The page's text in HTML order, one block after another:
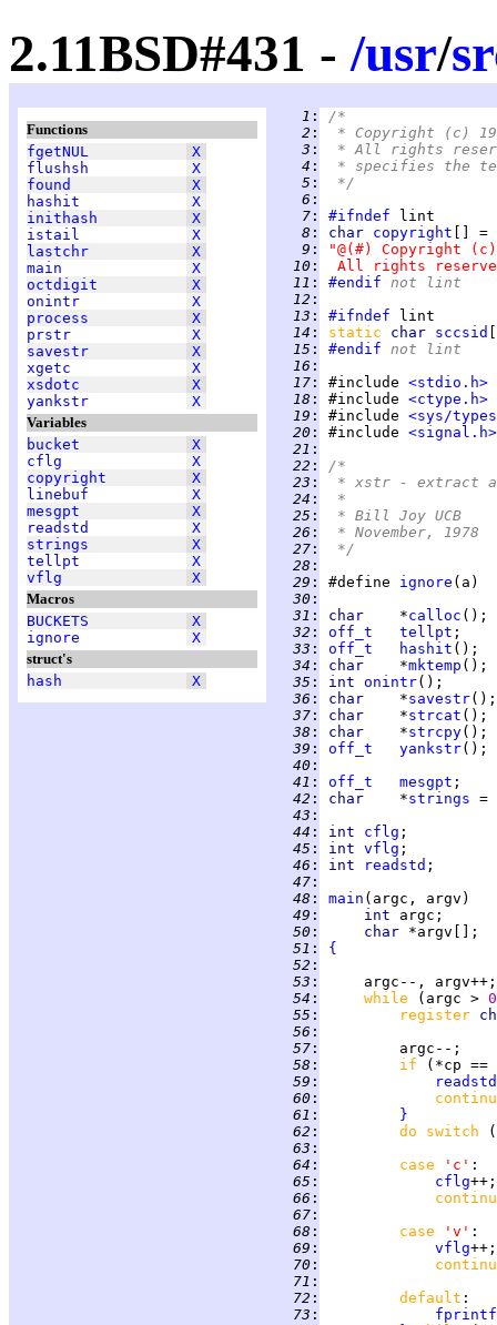
2.11BSD#431 -/usr/
Functions
fgetNUL
X
flushsh
X
found
X
hashit
X
inithash
X
istail
X
lastchr
X
main
X
octdigit
X
onintr
X
process
X
prstr
X
savestr
X
xgetc
X
xsdotc
X
yankstr
X
Variables
bucket
X
cflg
X
copyright
X
linebuf
X
mesgpt
X
readstd
X
strings
X
tellpt
X
vflg
X
Macros
BUCKETS
X
ignore
X
struct's
hash
X
   1
:
/*
   2
:
* Copyright (c)
   3
:
* All rights
   4
:
* specifies the
   5
:
*/
   6
:
   7
: #ifndef
   8
: char copyright
   9
:
"@(#) Copyright
  10
:
All rights
  11
: #endif not lint
  12
:
  13
: #ifndef
  14
: static char sccsid
  15
: #endif not lint
  16
:
  17
: #include <stdio.h>
  18
: #include <ctype.h>
  19
: #include <sys/
  20
: #include <signal.h>
  21
:
  22
:
/*
  23
:
* xstr - extract
  24
:
*
  25
:
* Bill Joy UCB
  26
:
* November, 1978
  27
:
*/
  28
:
  29
: #define ignore (a)
  30
:
  31
: char *calloc
  32
: off_t tellpt
  33
: off_t hashit
  34
: char *mktemp
  35
: int onintr
  36
: char *savestr
  37
: char *strcat
  38
: char *strcpy
  39
: off_t yankstr
  40
:
  41
: off_t mesgpt
  42
: char *strings
  43
:
  44
: int cflg
  45
: int vflg
  46
: int readstd
  47
:
  48
: main
  49
: int
  50
: char
  51
:
{
  52
:
  53
:
  54
: while (argc >
  55
: register
  56
:
  57
:
  58
: if
(*cp ==
  59
:
readstd
  60
:
  61
:
}
  62
: do switch
  63
:
  64
: case 'c'
  65
:
cflg
  66
:
  67
:
  68
: case 'v'
  69
:
vflg
  70
:
  71
:
  72
: default
  73
:
fprintf